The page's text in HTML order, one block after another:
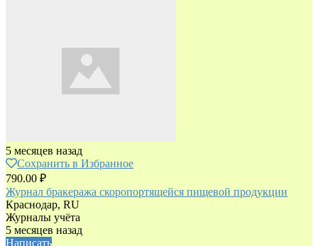
5 месяцев назад
Сохранить в Избранное
790.00 ₽
Журнал бракеража скоропортящейся пищевой продукции
Краснодар, RU
Журналы учёта
5 месяцев назад
Написать